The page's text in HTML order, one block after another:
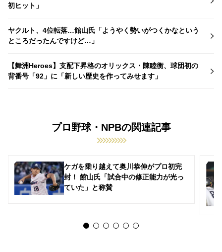
初ヒット」
ヤクルト、4位転落…館山氏「ようやく勢いがつくかなという
ところだったんですけど…」
【舞洲Heroes】支配下昇格のオリックス・陳睦衡、球団初の
背番号「92」に「新しい歴史を作ってみせます」
プロ野球・NPBの関連記事
ケガを乗り越えて奥川恭伸がプロ初完
封！ 館山氏「試合中の修正能力が光っ
ていた」と称賛